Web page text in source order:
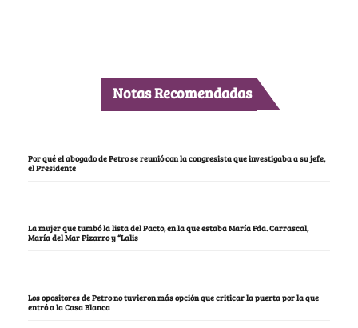
Notas Recomendadas
Por qué el abogado de Petro se reunió con la congresista que investigaba a su jefe,
el Presidente
La mujer que tumbó la lista del Pacto, en la que estaba María Fda. Carrascal,
María del Mar Pizarro y “Lalis
Los opositores de Petro no tuvieron más opción que criticar la puerta por la que
entró a la Casa Blanca